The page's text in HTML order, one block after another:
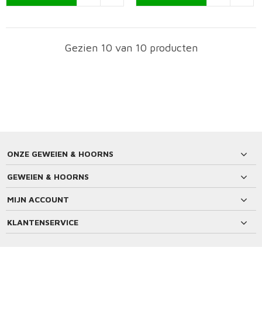
Gezien 10 van 10 producten
ONZE GEWEIEN & HOORNS
GEWEIEN & HOORNS
MIJN ACCOUNT
KLANTENSERVICE